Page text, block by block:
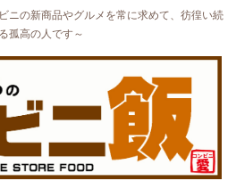
の新商品やグルメを常に求めて、彷徨い続
孤高の人です～